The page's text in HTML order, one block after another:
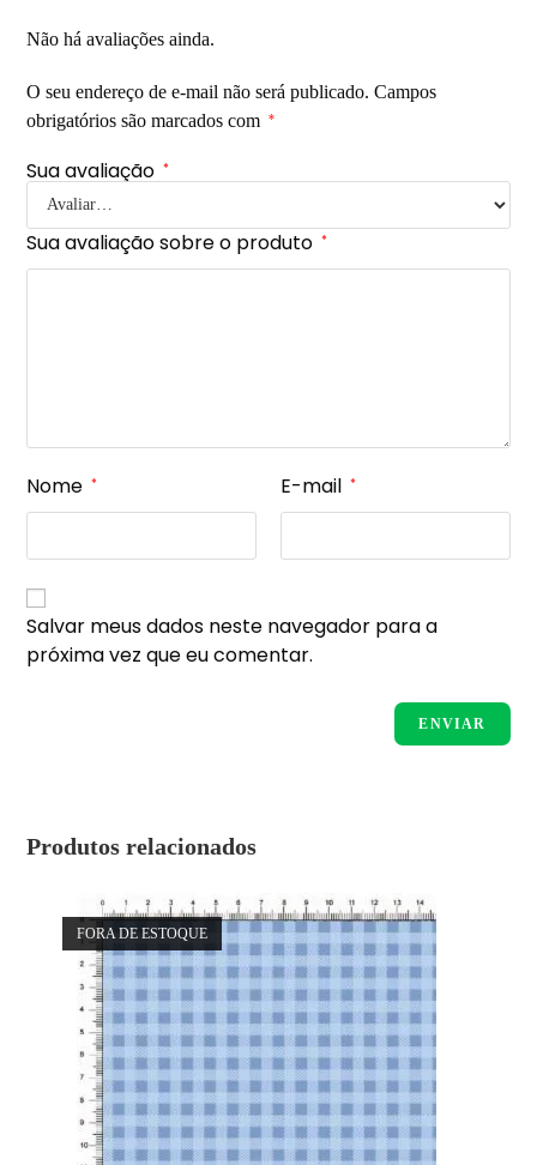
Não há avaliações ainda.
O seu endereço de e-mail não será publicado. Campos
obrigatórios são marcados com
*
Sua avaliação *
Sua avaliação sobre o produto *
Nome * E-mail *
Salvar meus dados neste navegador para a
próxima vez que eu comentar.
Produtos relacionados
FORA DE ESTOQUE